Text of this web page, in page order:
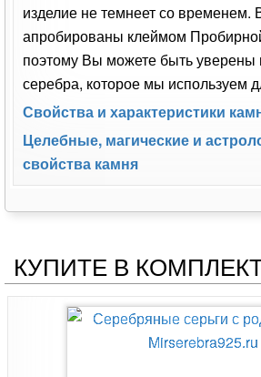
изделие не темнеет со временем.
апробированы клеймом
поэтому Вы можете быть уверены
серебра, которое мы используем
Свойства и характеристики
Целебные, магические и
свойства камня
КУПИТЕ В